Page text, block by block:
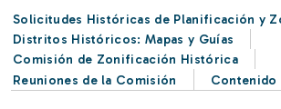
Solicitudes Históricas de Planificación y
Distritos Históricos: Mapas y Guías
Comisión de Zonificación Histórica
Reuniones de la Comisión
Contenido